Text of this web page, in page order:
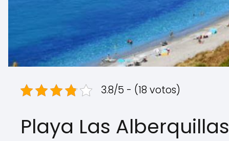
3.8/5 - (18 votos)
Playa Las Alberquillas